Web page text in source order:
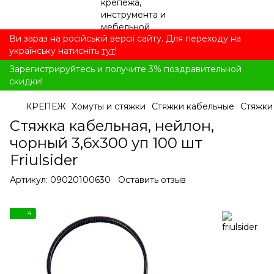
Ви зараз на російській версії сайту. Для переходу на
українську натисніть тут!
Зарегистрируйтесь и получите 3% поздравительной
скидки!
КРЕПЕЖ Хомуты и стяжки Стяжки кабельные
Стяжка кабельная, нейлон,
чорный 3,6x300 уп 100 шт
Friulsider
Артикул: 09020100630 Оставить отзыв
4